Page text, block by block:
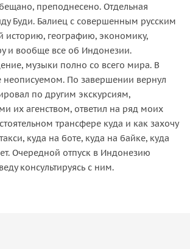
преподнесено. Отдельная
Буди. Балиец с совершенным русским
географию, экономику,
и вообще все об Индонезии.
музыки полно со всего мира. В
неописуемом. По завершении вернул
по другим экскурсиям,
их агенством, ответил на ряд моих
трансфере куда и как захочу
куда на боте, куда на байке, куда
Очередной отпуск в Индонезию
консультируясь с ним.